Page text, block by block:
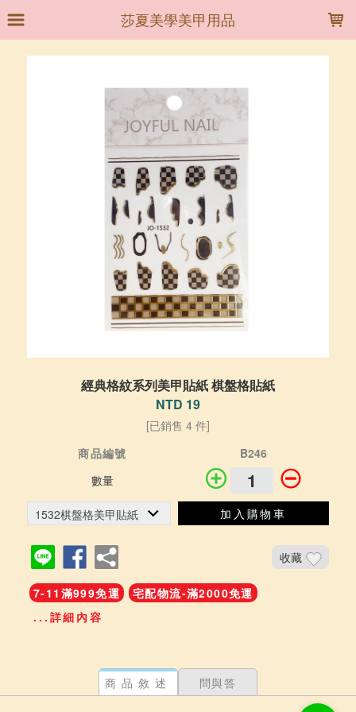
莎夏美學美甲用品
經典格紋系列美甲貼紙 棋盤格貼紙
NTD 19
[已銷售 4 件]
商品編號
B246
數量
加入購物車
收藏
7-11滿999免運
宅配物流-滿2000免運
...詳細內容
商品敘述 問與答